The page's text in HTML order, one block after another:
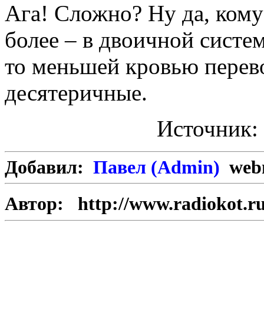
Ага! Сложно? Ну да, кому
более – в двоичной
то меньшей кровью
десятеричные.
Источник:
Добавил: Павел (Admin)
Автор:
http://